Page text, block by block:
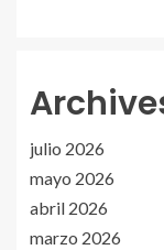
julio 2026
mayo 2026
abril 2026
marzo 2026